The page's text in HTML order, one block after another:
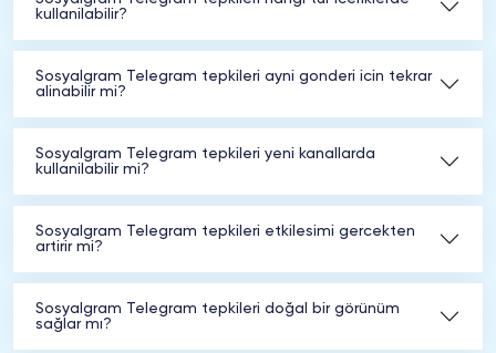
kullanilabilir?
Sosyalgram Telegram tepkileri ayni gonderi icin tekrar
alinabilir mi?
Sosyalgram Telegram tepkileri yeni kanallarda
kullanilabilir mi?
Sosyalgram Telegram tepkileri etkilesimi gercekten
artirir mi?
Sosyalgram Telegram tepkileri doğal bir görünüm
sağlar mı?